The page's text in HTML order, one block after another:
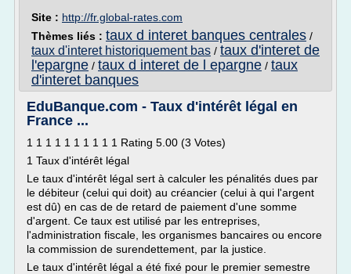
Site : http://fr.global-rates.com
Thèmes liés : taux d interet banques centrales /
taux d'interet historiquement bas / taux d'interet de
l'epargne / taux d interet de l epargne / taux
d'interet banques
EduBanque.com - Taux d'intérêt légal en
France ...
1 1 1 1 1 1 1 1 1 1 Rating 5.00 (3 Votes)
1 Taux d'intérêt légal
Le taux d'intérêt légal sert à calculer les pénalités dues par
le débiteur (celui qui doit) au créancier (celui à qui l'argent
est dû) en cas de de retard de paiement d'une somme
d'argent. Ce taux est utilisé par les entreprises,
l'administration fiscale, les organismes bancaires ou encore
la commission de surendettement, par la justice.
Le taux d'intérêt légal a été fixé pour le premier semestre